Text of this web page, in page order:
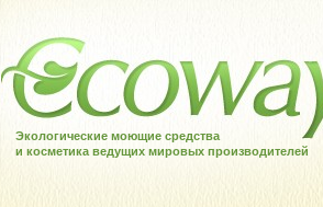
Экологические моющие средства
и косметика ведущих мировых производителей